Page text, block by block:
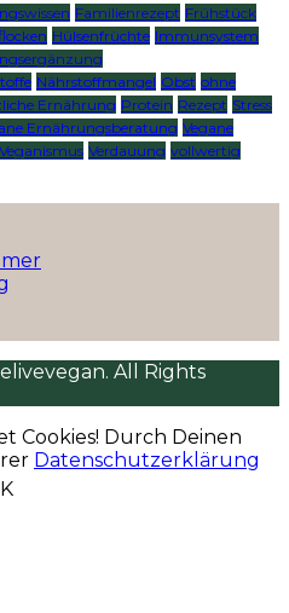
Familienrezept Frühstück
Hülsenfrüchte Immunsystem
Nährstoffmangel Obst ohne
Ernährung Protein Rezept Stress
Ernährungsberatung Vegane
Veganismus Verdauung vollwertig
All Rights
Cookies! Durch Deinen
Datenschutzerklärung